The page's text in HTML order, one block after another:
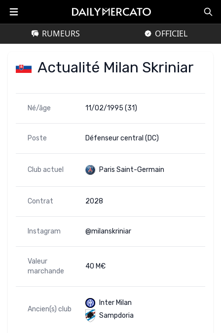
RUMEURS OFFICIEL
Actualité Milan Skriniar
Né/âge 11/02/1995 (31)
Poste Défenseur central (DC)
Club actuel Paris Saint-Germain
Contrat 2028
Instagram @milanskriniar
Valeur
marchande
40 M€
Ancien(s) club
Inter Milan
Sampdoria